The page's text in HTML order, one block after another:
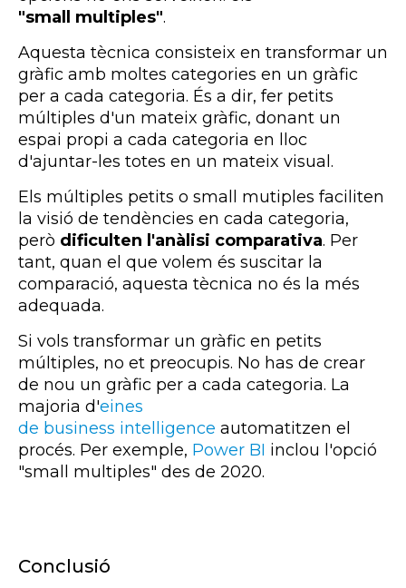
"small multiples".
Aquesta tècnica consisteix en transformar un
gràfic amb moltes categories en un gràfic
per a cada categoria. És a dir, fer petits
múltiples d'un mateix gràfic, donant un
espai propi a cada categoria en lloc
d'ajuntar-les totes en un mateix visual.
Els múltiples petits o small mutiples faciliten
la visió de tendències en cada categoria,
però dificulten l'anàlisi comparativa. Per
tant, quan el que volem és suscitar la
comparació, aquesta tècnica no és la més
adequada.
Si vols transformar un gràfic en petits
múltiples, no et preocupis. No has de crear
de nou un gràfic per a cada categoria. La
majoria d'eines
de business intelligence automatitzen el
procés. Per exemple, Power BI inclou l'opció
"small multiples" des de 2020.
Conclusió